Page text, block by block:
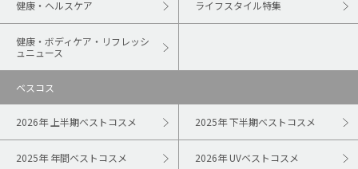
健康・ヘルスケア ライフスタイル特集
健康・ボディケア・リフレッシ
ュニュース
ベスコス
2026年 上半期ベストコスメ 2025年 下半期ベストコスメ
2025年 年間ベストコスメ 2026年 UVベストコスメ